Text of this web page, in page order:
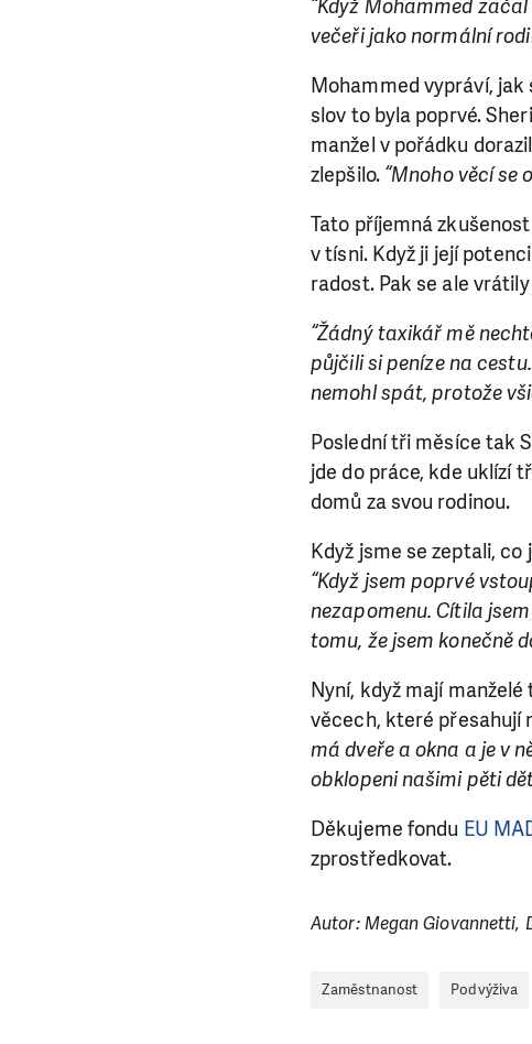
“Když Mohammed
večeři jako normální
Mohammed vypráví,
slov to byla poprvé.
manžel v pořádku
zlepšilo. “Mnoho věcí se
Tato příjemná
v tísni. Když ji její
radost. Pak se ale
“Žádný taxikář mě
půjčili si peníze na
nemohl spát, protože
Poslední tři měsíce tak
jde do práce, kde uklízí
domů za svou rodinou.
Když jsme se zeptali, co
“Když jsem poprvé
nezapomenu. Cítila
tomu, že jsem konečně
Nyní, když mají
věcech, které přesahují
má dveře a okna a je v
obklopeni našimi pěti
Děkujeme fondu EU
zprostředkovat.
Autor: Megan Giovannetti,
Zaměstnanost Podvýživa